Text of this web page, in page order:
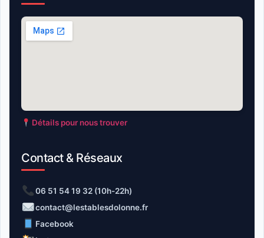
Détails pour nous trouver
Contact & Réseaux
06 51 54 19 32 (10h-22h)
contact@lestablesdolonne.fr
Facebook